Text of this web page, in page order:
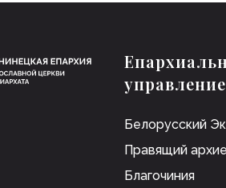
управление
Белорусский
Правящий
Благочиния